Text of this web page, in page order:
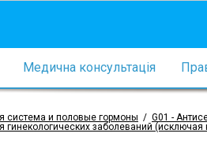
Медична консультація
система и половые гормоны / G01 -
заболеваний